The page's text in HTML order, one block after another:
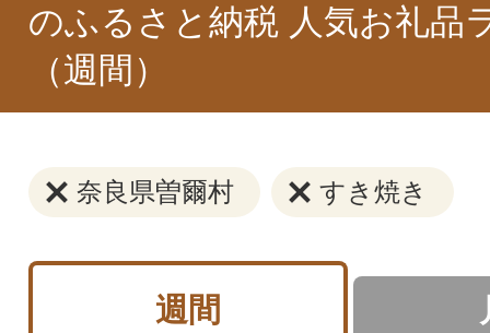
のふるさと納税 人気お礼品
（週間）
奈良県曽爾村 すき焼き
週間